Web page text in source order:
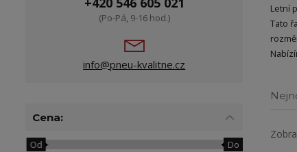
Letní
Tato
Cena:
Od Do
(Po-Pá, 9-16 hod.)
info@pneu-kvalitne.cz